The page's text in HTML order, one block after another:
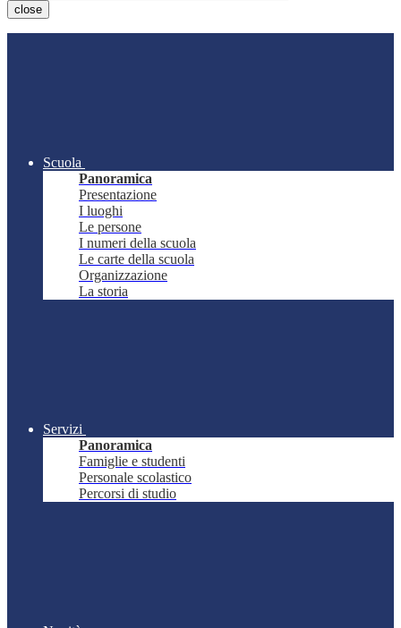
close
Scuola
Panoramica
Presentazione
I luoghi
Le persone
I numeri della scuola
Le carte della scuola
Organizzazione
La storia
Servizi
Panoramica
Famiglie e studenti
Personale scolastico
Percorsi di studio